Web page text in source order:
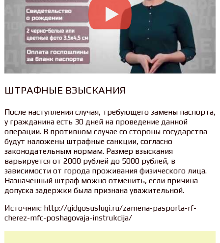
ШТРАФНЫЕ ВЗЫСКАНИЯ
После наступления случая, требующего замены паспорта,
у гражданина есть 30 дней на проведение данной
операции. В противном случае со стороны государства
будут наложены штрафные санкции, согласно
законодательным нормам. Размер взыскания
варьируется от 2000 рублей до 5000 рублей, в
зависимости от города проживания физического лица.
Назначенный штраф можно отменить, если причина
допуска задержки была признана уважительной.
Источник: http://gidgosuslugi.ru/zamena-pasporta-rf-
cherez-mfc-poshagovaja-instrukcija/